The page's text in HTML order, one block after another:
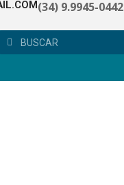
(34) 9.9945-0442